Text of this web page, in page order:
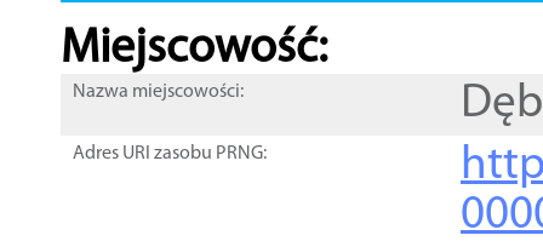
Miejscowość:
Nazwa miejscowości:
Adres URI zasobu PRNG: